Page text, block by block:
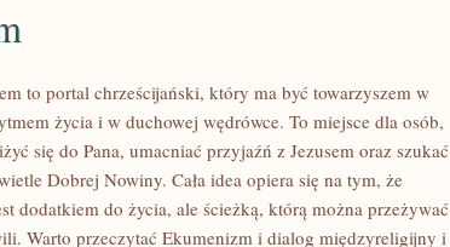
to portal chrześcijański, który ma być towarzyszem w
życia i w duchowej wędrówce. To miejsce dla osób,
się do Pana, umacniać przyjaźń z Jezusem oraz szukać
Dobrej Nowiny. Cała idea opiera się na tym, że
dodatkiem do życia, ale ścieżką, którą można przeżywać
Warto przeczytać Ekumenizm i dialog międzyreligijny i